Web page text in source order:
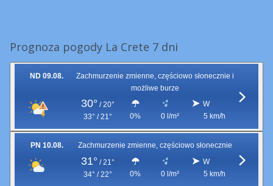
Prognoza pogody La Crete 7 dni
ND 09.08.
Zachmurzenie zmienne, częściowo słonecznie i
możliwe burze
30° / 20°
33° / 21°
0% 0 l/m²
W
5 km/h
PN 10.08. Zachmurzenie zmienne, częściowo słonecznie
31° / 21°
34° / 22°
0% 0 l/m²
W
5 km/h